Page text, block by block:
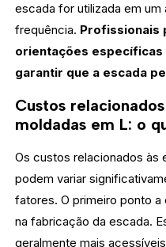
escada for utilizada em
frequência. Profissionais
orientações
garantir que a escada
Custos
moldadas em L: o
Os custos relacionados às
podem variar
fatores. O primeiro ponto a
na fabricação da escada.
geralmente mais